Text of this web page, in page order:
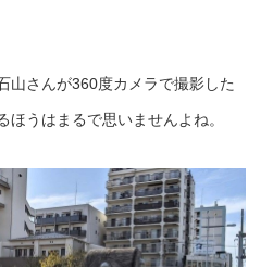
さんが360度カメラで撮影した
ほうはまるで思いませんよね。